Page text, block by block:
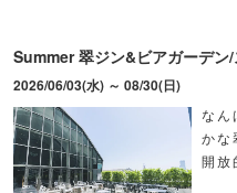
Summer 翠ジン&ビアガーデン
2026/06/03(水) ～ 08/30(日)
なん
かな
開放